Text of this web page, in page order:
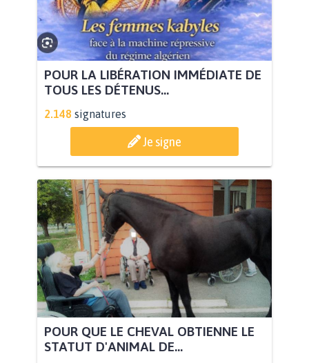
POUR LA LIBÉRATION IMMÉDIATE DE
TOUS LES DÉTENUS...
2.148 signatures
Je signe
POUR QUE LE CHEVAL OBTIENNE LE
STATUT D'ANIMAL DE...